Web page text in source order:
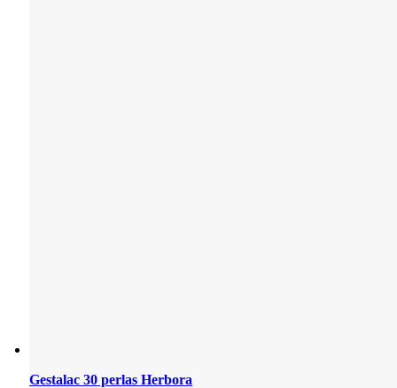
Gestalac 30 perlas Herbora